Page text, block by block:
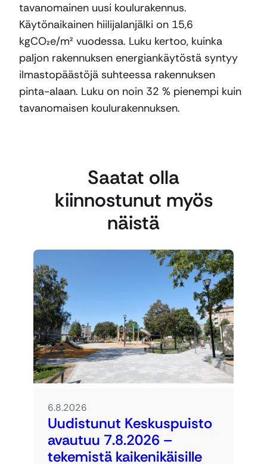
tavanomainen uusi koulurakennus.
Käytönaikainen hiilijalanjälki on 15,6
kgCO₂e/m² vuodessa. Luku kertoo, kuinka
paljon rakennuksen energiankäytöstä syntyy
ilmastopäästöjä suhteessa rakennuksen
pinta-alaan. Luku on noin 32 % pienempi kuin
tavanomaisen koulurakennuksen.
Saatat olla
kiinnostunut myös
näistä
6.8.2026
Uudistunut Keskuspuisto
avautuu 7.8.2026 –
tekemistä kaikenikäisille